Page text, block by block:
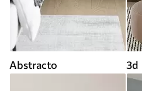
Abstracto 3d